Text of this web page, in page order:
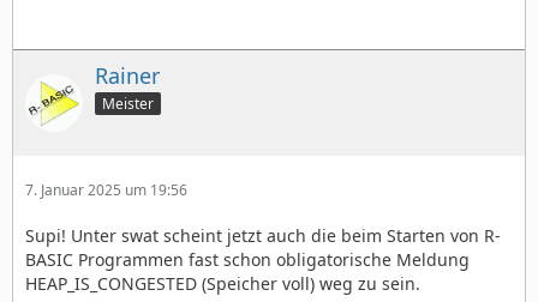
Rainer
Meister
7. Januar 2025 um 19:56
Supi! Unter swat scheint jetzt auch die beim Starten von R-
BASIC Programmen fast schon obligatorische Meldung
HEAP_IS_CONGESTED (Speicher voll) weg zu sein.